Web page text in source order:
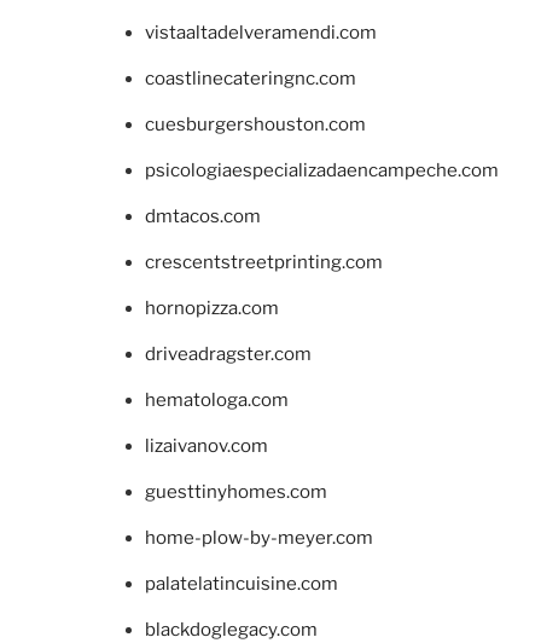
vistaaltadelveramendi.com
coastlinecateringnc.com
cuesburgershouston.com
psicologiaespecializadaencampeche.com
dmtacos.com
crescentstreetprinting.com
hornopizza.com
driveadragster.com
hematologa.com
lizaivanov.com
guesttinyhomes.com
home-plow-by-meyer.com
palatelatincuisine.com
blackdoglegacy.com